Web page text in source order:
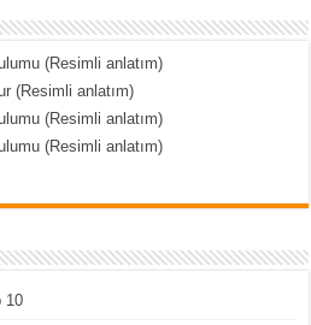
(Resimli anlatım)
(Resimli anlatım)
(Resimli anlatım)
(Resimli anlatım)
10